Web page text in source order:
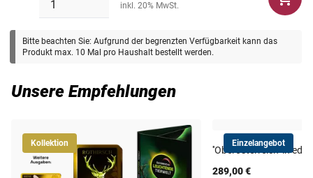
inkl. 20% MwSt.
Bitte beachten Sie: Aufgrund der begrenzten Verfügbarkeit kann das
Produkt max. 10 Mal pro Haushalt bestellt werden.
Unsere Empfehlungen
Kollektion Einzelangebot
''Oberösterreich'' in
289,00 €